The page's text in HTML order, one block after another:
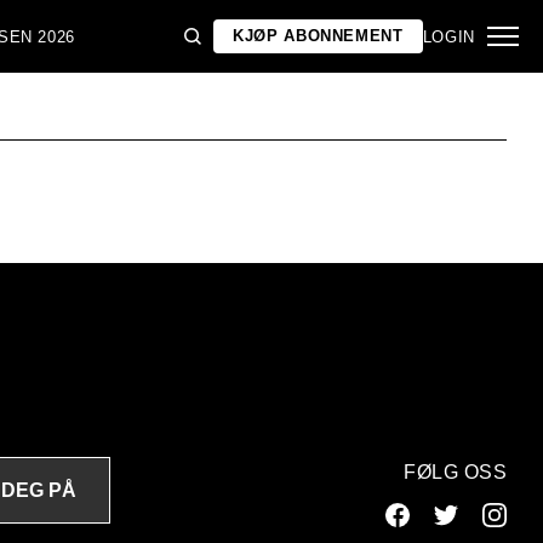
2026 KJØP ABONNEMENT LOGIN
PÅ
FØLG OSS